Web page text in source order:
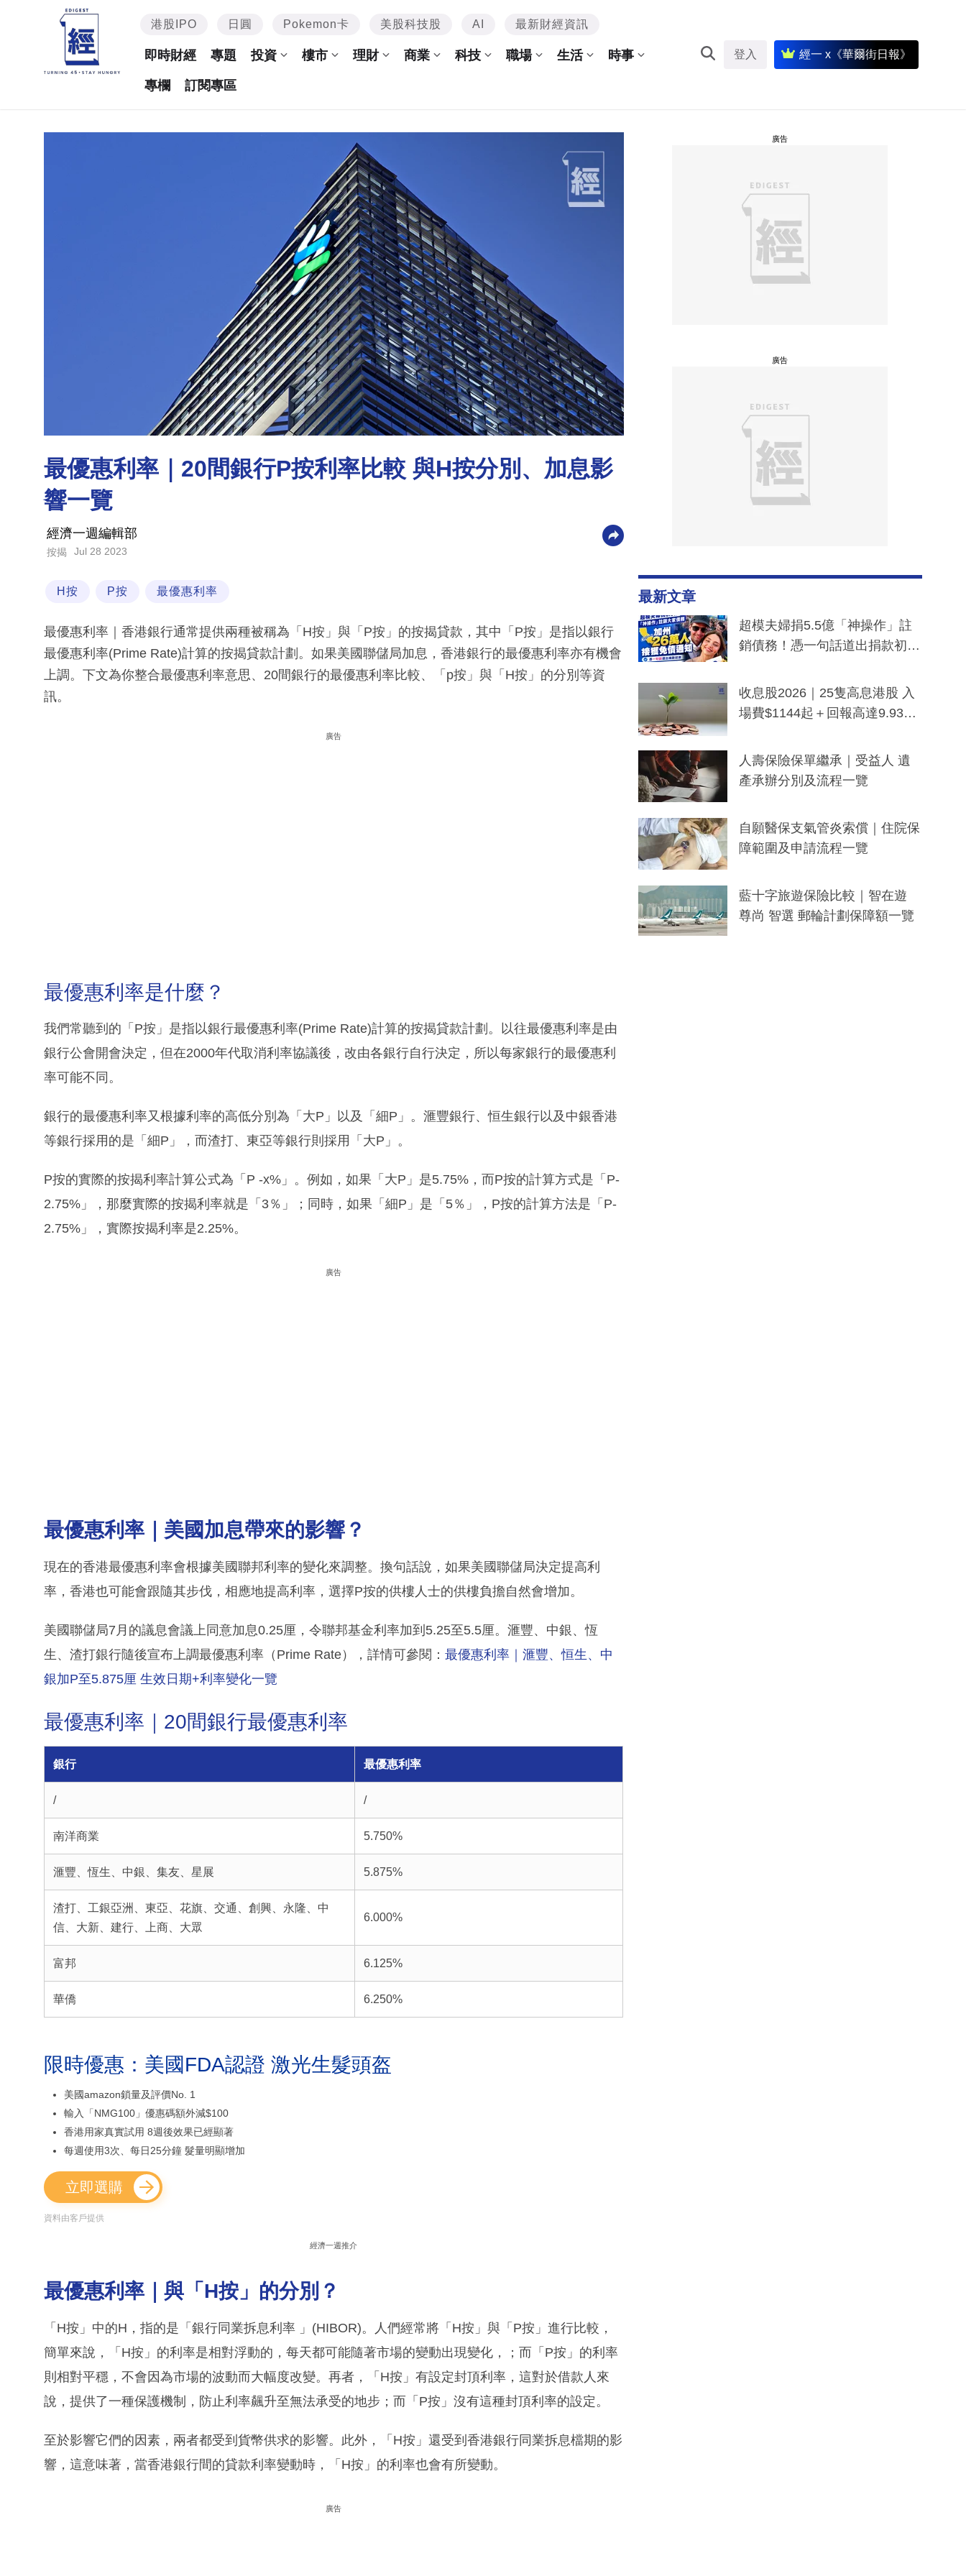
港股IPO 日圓 Pokemon卡 美股科技股 AI 最新財經資訊
即時財經 專題 投資 樓市 理財 商業 科技 職場 生活 時事
專欄 訂閱專區
登入 經一 x《華爾街日報》
最優惠利率｜20間銀行P按利率比較 與H按分別、加息影
響一覽
經濟一週編輯部
按揭 Jul 28 2023
H按 P按 最優惠利率
最優惠利率｜香港銀行通常提供兩種被稱為「H按」與「P按」的按揭貸款，其中「P按」是指以銀行
最優惠利率(Prime Rate)計算的按揭貸款計劃。如果美國聯儲局加息，香港銀行的最優惠利率亦有機會
上調。下文為你整合最優惠利率意思、20間銀行的最優惠利率比較、「p按」與「H按」的分別等資
訊。
廣告
最優惠利率是什麼？
我們常聽到的「P按」是指以銀行最優惠利率(Prime Rate)計算的按揭貸款計劃。以往最優惠利率是由
銀行公會開會決定，但在2000年代取消利率協議後，改由各銀行自行決定，所以每家銀行的最優惠利
率可能不同。
銀行的最優惠利率又根據利率的高低分別為「大P」以及「細P」。滙豐銀行、恒生銀行以及中銀香港
等銀行採用的是「細P」，而渣打、東亞等銀行則採用「大P」。
P按的實際的按揭利率計算公式為「P -x%」。例如，如果「大P」是5.75%，而P按的計算方式是「P-
2.75%」，那麼實際的按揭利率就是「3％」；同時，如果「細P」是「5％」，P按的計算方法是「P-
2.75%」，實際按揭利率是2.25%。
廣告
最優惠利率｜美國加息帶來的影響？
現在的香港最優惠利率會根據美國聯邦利率的變化來調整。換句話說，如果美國聯儲局決定提高利
率，香港也可能會跟隨其步伐，相應地提高利率，選擇P按的供樓人士的供樓負擔自然會增加。
美國聯儲局7月的議息會議上同意加息0.25厘，令聯邦基金利率加到5.25至5.5厘。滙豐、中銀、恆
生、渣打銀行隨後宣布上調最優惠利率（Prime Rate），詳情可參閱： 最優惠利率｜滙豐、恒生、中
銀加P至5.875厘 生效日期+利率變化一覽
最優惠利率｜20間銀行最優惠利率
銀行 最優惠利率
/ /
南洋商業 5.750%
滙豐、恆生、中銀、集友、星展 5.875%
渣打、工銀亞洲、東亞、花旗、交通、創興、永隆、中
信、大新、建行、上商、大眾
6.000%
富邦 6.125%
華僑 6.250%
限時優惠：美國FDA認證 激光生髮頭盔
美國amazon鎖量及評價No. 1
輸入「NMG100」優惠碼額外減$100
香港用家真實試用 8週後效果已經顯著
每週使用3次、每日25分鐘 髮量明顯增加
立即選購
資料由客戶提供
經濟一週推介
最優惠利率｜與「H按」的分別？
「H按」中的H，指的是「銀行同業拆息利率 」(HIBOR)。人們經常將「H按」與「P按」進行比較，
簡單來說，「H按」的利率是相對浮動的，每天都可能隨著市場的變動出現變化，；而「P按」的利率
則相對平穩，不會因為市場的波動而大幅度改變。再者，「H按」有設定封頂利率，這對於借款人來
說，提供了一種保護機制，防止利率飆升至無法承受的地步；而「P按」沒有這種封頂利率的設定。
至於影響它們的因素，兩者都受到貨幣供求的影響。此外，「H按」還受到香港銀行同業拆息檔期的影
響，這意味著，當香港銀行間的貸款利率變動時，「H按」的利率也會有所變動。
廣告
廣告
廣告
最新文章
超模夫婦捐5.5億「神操作」註
銷債務！憑一句話道出捐款初
一度被誤當詐騙手段
收息股2026｜25隻高息港股 入
場費$1144起＋回報高達9.93
人壽保險保單繼承｜受益人 遺
產承辦分別及流程一覽
自願醫保支氣管炎索償｜住院保
障範圍及申請流程一覽
藍十字旅遊保險比較｜智在遊
尊尚 智選 郵輪計劃保障額一覽